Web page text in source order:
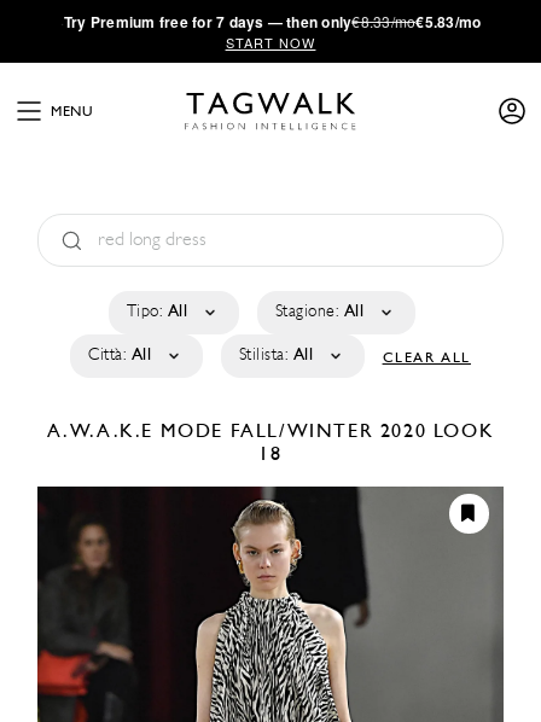
·Try Premium free for 7 days — then only€8.33/mo€5.83/mo
START NOW
MENU
Tipo: All Stagione: All
Città: All Stilista: All CLEAR ALL
A.W.A.K.E MODE FALL/WINTER 2020 LOOK
18